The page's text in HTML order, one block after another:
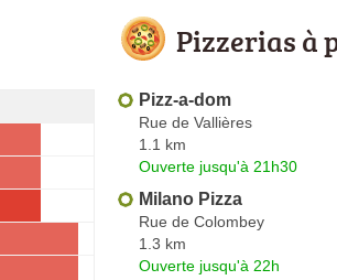
Pizzerias à
Pizz-a-dom
Rue de Vallières
1.1 km
Ouverte jusqu'à 21h30
Milano Pizza
Rue de Colombey
1.3 km
Ouverte jusqu'à 22h